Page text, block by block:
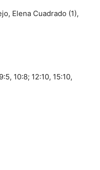
Elena Cuadrado (1),
10:8; 12:10, 15:10,